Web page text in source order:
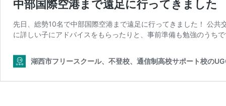
中部国際空港まで遠足に行ってきました
先日、総勢10名で中部国際空港まで遠足に行ってきました！ 公
に詳しい子にアドバイスをもらったりと、事前準備も勉強のうち
湖西市フリースクール、不登校、通信制高校サポート校の